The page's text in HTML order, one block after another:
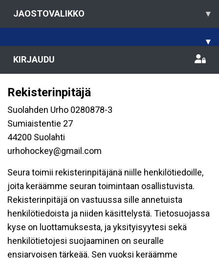
JAOSTOVALIKKO ▾
▾
KIRJAUDU
Rekisterinpitäjä
Suolahden Urho 0280878-3
Sumiaistentie 27
44200 Suolahti
urhohockey@gmail.com
Seura toimii rekisterinpitäjänä niille henkilötiedoille,
joita keräämme seuran toimintaan osallistuvista.
Rekisterinpitäjä on vastuussa sille annetuista
henkilötiedoista ja niiden käsittelystä. Tietosuojassa
kyse on luottamuksesta, ja yksityisyytesi sekä
henkilötietojesi suojaaminen on seuralle
ensiarvoisen tärkeää. Sen vuoksi keräämme